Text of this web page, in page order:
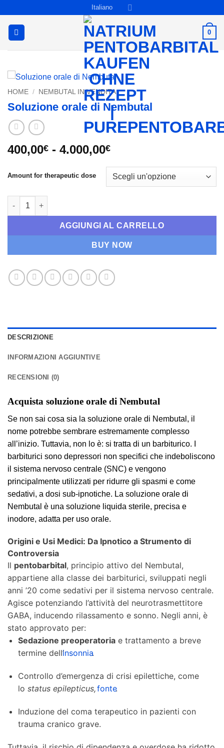
contenuti
Italiano
0
HOME / NEMBUTAL IN VENDITA
Soluzione orale di Nembutal
400,00€ - 4.000,00€Fascia
prezzo:
da
4.000,00€
Amount for therapeutic dose
Soluzione orale di Nembutal quantità
AGGIUNGI AL CARRELLO
BUY NOW
DESCRIZIONE
INFORMAZIONI AGGIUNTIVE
RECENSIONI (0)
Acquista soluzione orale di Nembutal
Se non sai cosa sia la soluzione orale di Nembutal, il
nome potrebbe sembrare estremamente complesso
all’inizio. Tuttavia, non lo è: si tratta di un barbiturico. I
barbiturici sono depressori non specifici che indeboliscono
il sistema nervoso centrale (SNC) e vengono
principalmente utilizzati per ridurre gli spasmi e come
sedativi, a dosi sub-ipnotiche. La soluzione orale di
Nembutal è una soluzione liquida sterile, precisa e
inodore, adatta per uso orale.
Origini e Usi Medici: Da Ipnotico a Strumento di
Controversia
Il pentobarbital, principio attivo del Nembutal,
appartiene alla classe dei barbiturici, sviluppati negli
anni ’20 come sedativi per il sistema nervoso centrale.
Agisce potenziando l’attività del neurotrasmettitore
GABA, inducendo rilassamento e sonno. Negli anni, è
stato approvato per:
Sedazione preoperatoriae trattamento a breve
termine dell’insonnia.
Controllo d’emergenza di crisi epilettiche, come
lo status epilepticus,fonte.
Induzione del coma terapeutico in pazienti con
trauma cranico grave.